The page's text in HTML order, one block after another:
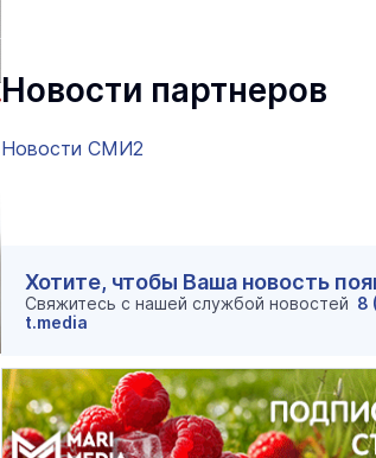
Алексей Ямаев о премьере в
Шкетана: «Для меня не бывает
лёгких спектаклей»
Новости партнеров
Новости СМИ2
Хотите, чтобы Ваша новость
Свяжитесь с нашей службой новостей 8
t.media